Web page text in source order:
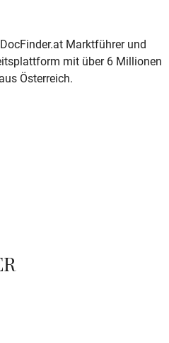
Marktführer und
mit über 6 Millionen
Österreich.